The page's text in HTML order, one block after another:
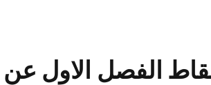
الفصل الاول